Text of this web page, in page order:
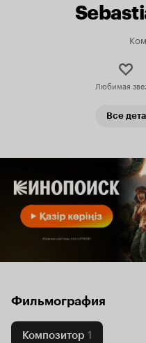
Любимая
Все
Фильмография
Композитор 1